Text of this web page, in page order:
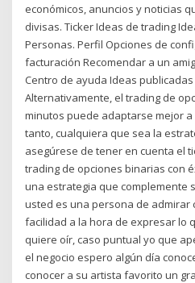
económicos, anuncios y noticias
divisas. Ticker Ideas de trading
Personas. Perfil Opciones de
facturación Recomendar a un
Centro de ayuda Ideas
Alternativamente, el trading de
minutos puede adaptarse mejor
tanto, cualquiera que sea la
asegúrese de tener en cuenta el
trading de opciones binarias con
una estrategia que complemente
usted es una persona de admirar
facilidad a la hora de expresar lo
quiere oír, caso puntual yo que
el negocio espero algún día
conocer a su artista favorito un